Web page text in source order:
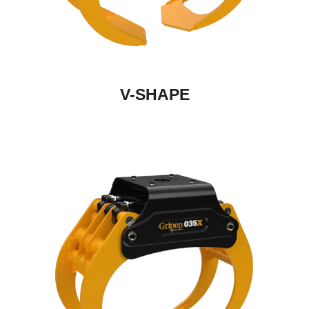
V-SHAPE